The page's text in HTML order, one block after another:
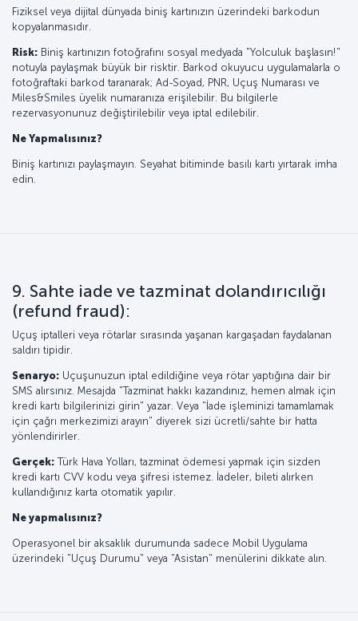
Fiziksel veya dijital dünyada biniş kartınızın üzerindeki barkodun
kopyalanmasıdır.
Risk: Biniş kartınızın fotoğrafını sosyal medyada "Yolculuk başlasın!"
notuyla paylaşmak büyük bir risktir. Barkod okuyucu uygulamalarla o
fotoğraftaki barkod taranarak; Ad-Soyad, PNR, Uçuş Numarası ve
Miles&Smiles üyelik numaranıza erişilebilir. Bu bilgilerle
rezervasyonunuz değiştirilebilir veya iptal edilebilir.
Ne Yapmalısınız?
Biniş kartınızı paylaşmayın. Seyahat bitiminde basılı kartı yırtarak imha
edin.
9. Sahte iade ve tazminat dolandırıcılığı
(refund fraud):
Uçuş iptalleri veya rötarlar sırasında yaşanan kargaşadan faydalanan
saldırı tipidir.
Senaryo: Uçuşunuzun iptal edildiğine veya rötar yaptığına dair bir
SMS alırsınız. Mesajda "Tazminat hakkı kazandınız, hemen almak için
kredi kartı bilgilerinizi girin" yazar. Veya "İade işleminizi tamamlamak
için çağrı merkezimizi arayın" diyerek sizi ücretli/sahte bir hatta
yönlendirirler.
Gerçek: Türk Hava Yolları, tazminat ödemesi yapmak için sizden
kredi kartı CVV kodu veya şifresi istemez. İadeler, bileti alırken
kullandığınız karta otomatik yapılır.
Ne yapmalısınız?
Operasyonel bir aksaklık durumunda sadece Mobil Uygulama
üzerindeki "Uçuş Durumu" veya "Asistan" menülerini dikkate alın.